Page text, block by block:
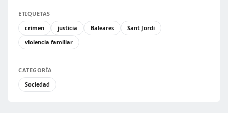
ETIQUETAS
crimen
justicia Baleares
Sant Jordi
violencia familiar
CATEGORÍA
Sociedad